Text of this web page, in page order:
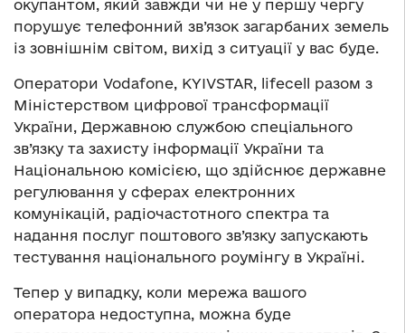
окупантом, який завжди чи не у першу чергу
порушує телефонний зв’язок загарбаних земель
із зовнішнім світом, вихід з ситуації у вас буде.
Оператори Vodafone, KYIVSTAR, lifecell разом з
Міністерством цифрової трансформації
України, Державною службою спеціального
зв’язку та захисту інформації України та
Національною комісією, що здійснює державне
регулювання у сферах електронних
комунікацій, радіочастотного спектра та
надання послуг поштового зв’язку запускають
тестування національного роумінгу в Україні.
Тепер у випадку, коли мережа вашого
оператора недоступна, можна буде